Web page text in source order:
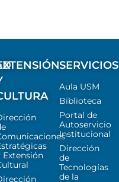
Extensión
SERVICIOS
Aula USM
Biblioteca
Portal de
Autoservicio
Institucional
Dirección
de
Tecnologías
de la